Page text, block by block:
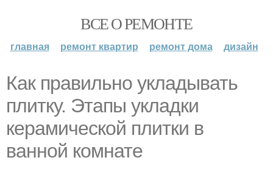
ВСЕ О РЕМОНТЕ
главная ремонт квартир ремонт дома дизайн
Как правильно укладывать
плитку. Этапы укладки
керамической плитки в
ванной комнате